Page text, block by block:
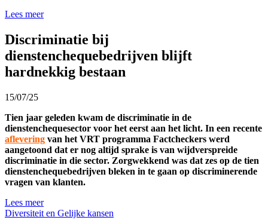
Lees meer
Discriminatie bij
dienstenchequebedrijven blijft
hardnekkig bestaan
15/07/25
Tien jaar geleden kwam de discriminatie in de
dienstenchequesector voor het eerst aan het licht. In een recente
aflevering van het VRT programma Factcheckers werd
aangetoond dat er nog altijd sprake is van wijdverspreide
discriminatie in die sector. Zorgwekkend was dat zes op de tien
dienstenchequebedrijven bleken in te gaan op discriminerende
vragen van klanten.
Lees meer
Diversiteit en Gelijke kansen